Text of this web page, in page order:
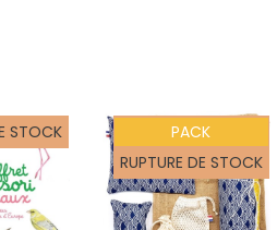
STOCK
PACK
RUPTURE DE STOCK